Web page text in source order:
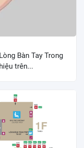
Bàn Tay Trong
trên...